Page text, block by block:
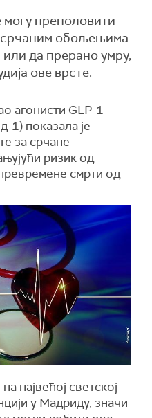
преполовити
срчаним обољењима
да прерано умру,
ове врсте.
агонисти GLP-1
1) показала је
за срчане
ризик од
смрти од
највећој светској
у Мадриду, значи